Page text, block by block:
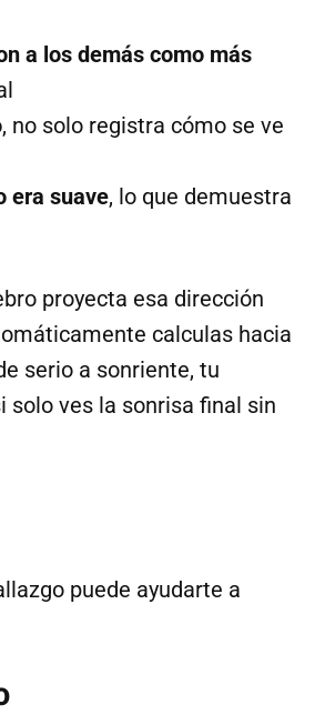
a los demás como más
, no solo registra cómo se ve
era suave, lo que demuestra
proyecta esa dirección
calculas hacia
serio a sonriente, tu
solo ves la sonrisa final sin
puede ayudarte a